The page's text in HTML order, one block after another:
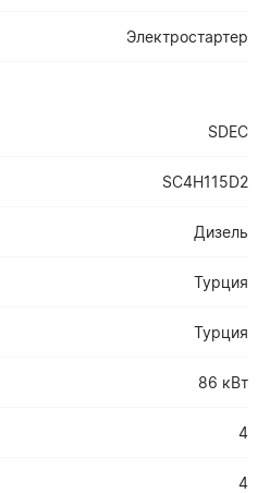
Электростартер
SDEC
SC4H115D2
Дизель
Турция
Турция
86 кВт
4
4